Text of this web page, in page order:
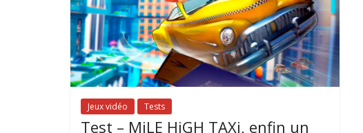
Jeux vidéo Tests
Test – MiLE HiGH TAXi, enfin un